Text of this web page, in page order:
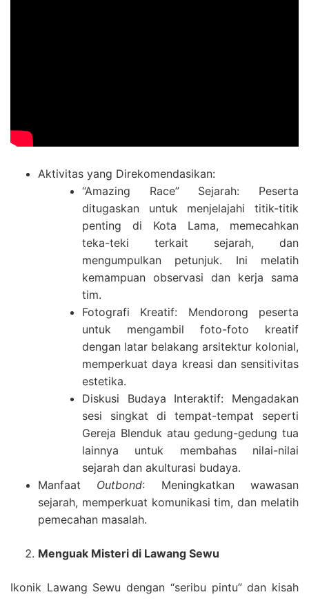
Aktivitas yang Direkomendasikan:
“Amazing Race” Sejarah: Peserta
ditugaskan untuk menjelajahi titik-titik
penting di Kota Lama, memecahkan
teka-teki terkait sejarah, dan
mengumpulkan petunjuk. Ini melatih
kemampuan observasi dan kerja sama
tim.
Fotografi Kreatif: Mendorong peserta
untuk mengambil foto-foto kreatif
dengan latar belakang arsitektur kolonial,
memperkuat daya kreasi dan sensitivitas
estetika.
Diskusi Budaya Interaktif: Mengadakan
sesi singkat di tempat-tempat seperti
Gereja Blenduk atau gedung-gedung tua
lainnya untuk membahas nilai-nilai
sejarah dan akulturasi budaya.
Manfaat Outbond: Meningkatkan wawasan
sejarah, memperkuat komunikasi tim, dan melatih
pemecahan masalah.
Menguak Misteri di Lawang Sewu
Ikonik Lawang Sewu dengan “seribu pintu” dan kisah